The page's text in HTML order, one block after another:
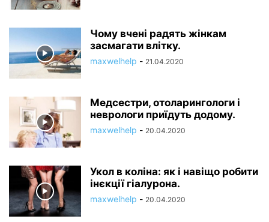
Чому вчені радять жінкам
засмагати влітку.
maxwelhelp - 21.04.2020
Медсестри, отоларингологи і
неврологи приїдуть додому.
maxwelhelp - 20.04.2020
Укол в коліна: як і навіщо робити
інєкції гіалурона.
maxwelhelp - 20.04.2020